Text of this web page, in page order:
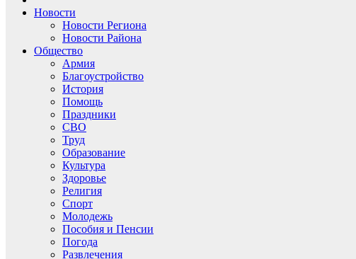
Новости
Новости Региона
Новости Района
Общество
Армия
Благоустройство
История
Помощь
Праздники
СВО
Труд
Образование
Культура
Здоровье
Религия
Спорт
Молодежь
Пособия и Пенсии
Погода
Развлечения